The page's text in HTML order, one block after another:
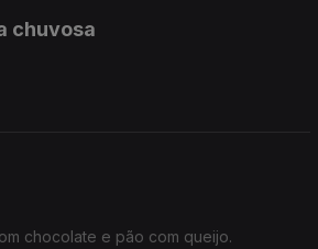
chuvosa
chocolate e pão com queijo.